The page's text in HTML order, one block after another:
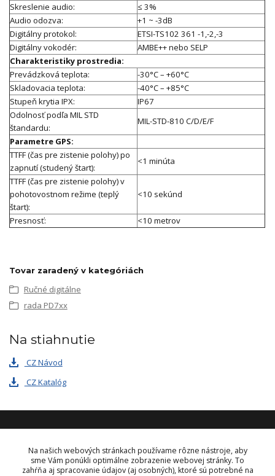
Skreslenie audio:
≤ 3%
Audio odozva:
+1 ~ -3dB
Digitálny protokol:
ETSI-TS102 361 -1,-2,-3
Digitálny vokodér:
AMBE++ nebo SELP
Charakteristiky prostredia:
Prevádzková teplota:
-30°C – +60°C
Skladovacia teplota:
-40°C – +85°C
Stupeň krytia IPX:
IP67
Odolnosť podľa MIL STD
štandardu:
MIL-STD-810 C/D/E/F
Parametre GPS:
TTFF (čas pre zistenie polohy) po
zapnutí (studený štart):
<1 minúta
TTFF (čas pre zistenie polohy) v
pohotovostnom režime (teplý
štart):
<10 sekúnd
Presnosť: <10 metrov
Tovar zaradený v kategóriách
Ručné digitálne
rada PD7xx
Na stiahnutie
CZ Návod
CZ Katalóg
KONTAKT
OBJEDNÁVKY A INFORMÁCIE
Na našich webových stránkach používame rôzne nástroje, aby
sme Vám ponúkli optimálne zobrazenie webovej stránky. To
zahŕňa aj spracovanie údajov (aj osobných), ktoré sú potrebné na